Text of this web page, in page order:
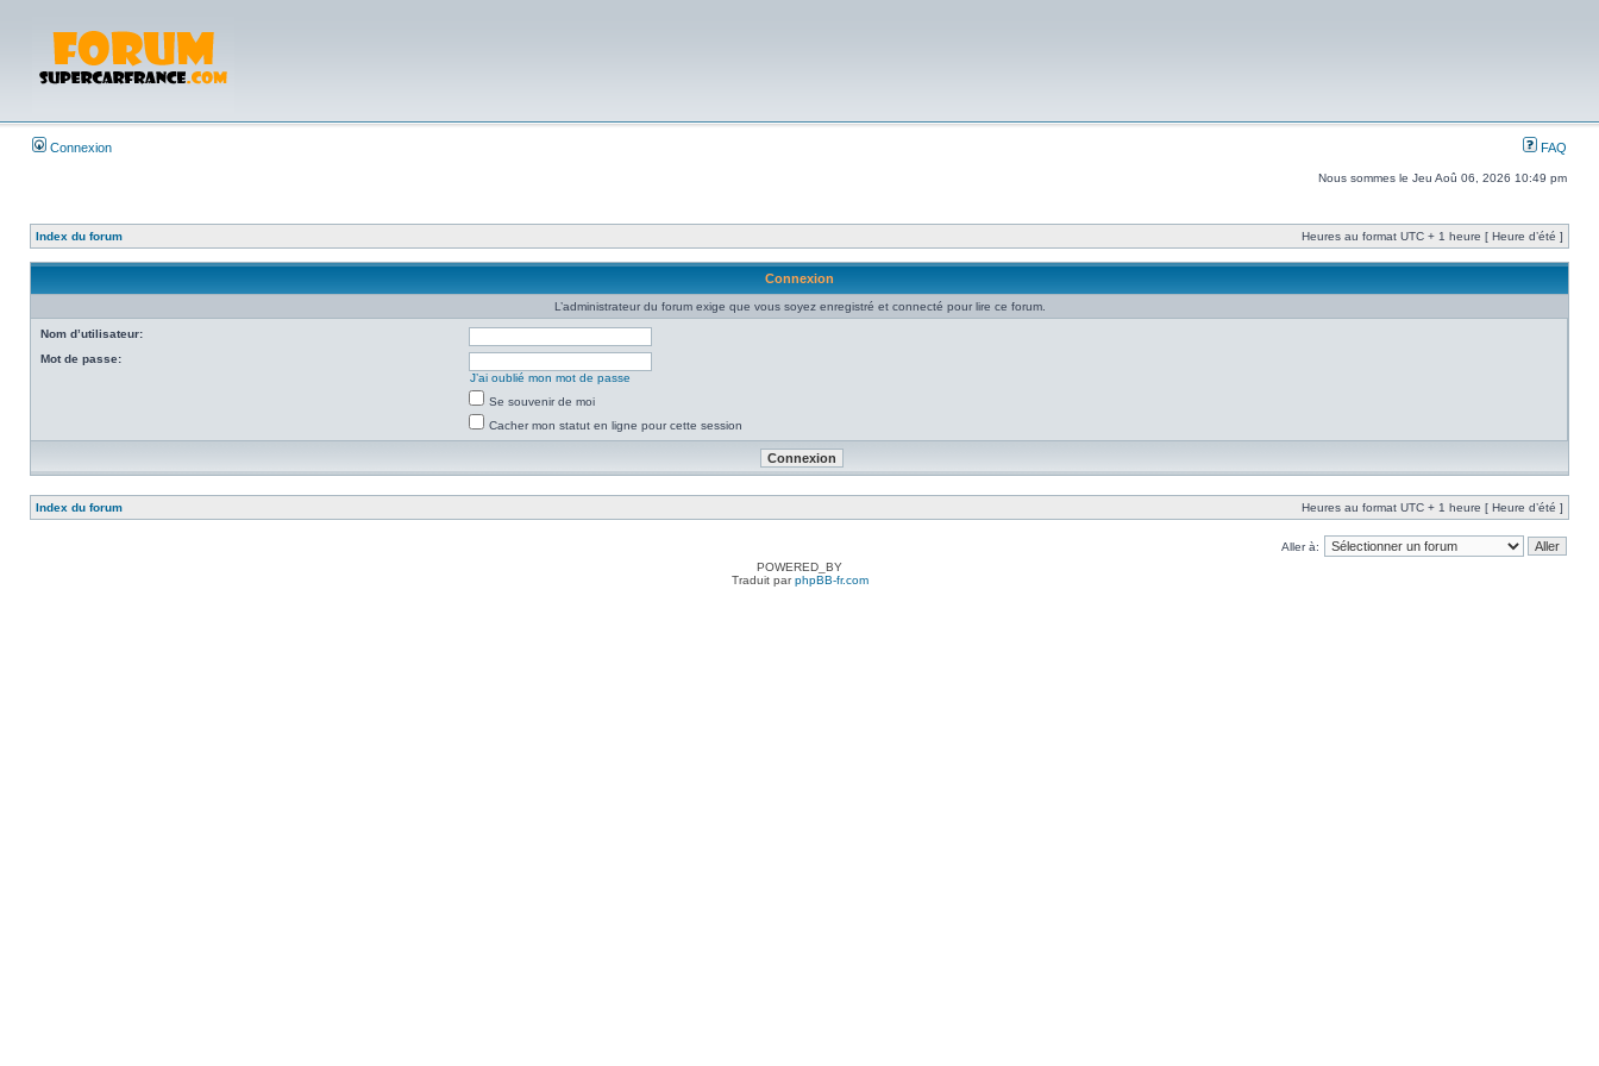
Connexion FAQ
Nous sommes le Jeu Aoû 06, 2026 10:49 pm
Index du forum Heures au format UTC + 1 heure [ Heure d’été ]
Connexion
L’administrateur du forum exige que vous soyez enregistré et connecté pour lire ce forum.
Nom d’utilisateur:
Mot de passe:
J’ai oublié mon mot de passe
Se souvenir de moi
Cacher mon statut en ligne pour cette session
Index du forum Heures au format UTC + 1 heure [ Heure d’été ]
Aller à:
POWERED_BY
Traduit parphpBB-fr.com